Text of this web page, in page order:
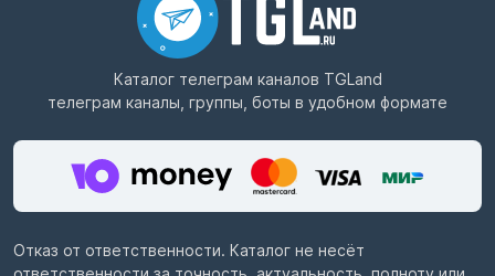
Каталог телеграм каналов TGLand
телеграм каналы, группы, боты в удобном формате
Отказ от ответственности. Каталог не несёт